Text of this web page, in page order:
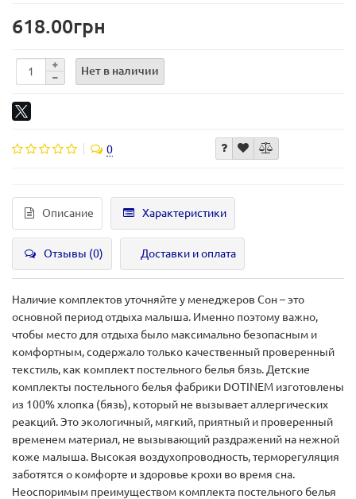
618.00грн
Нет в наличии
0
Описание Характеристики
Отзывы (0) Доставки и оплата
Наличие комплектов уточняйте у менеджеров Сон – это
основной период отдыха малыша. Именно поэтому важно,
чтобы место для отдыха было максимально безопасным и
комфортным, содержало только качественный проверенный
текстиль, как комплект постельного белья бязь. Детские
комплекты постельного белья фабрики DOTINEM изготовлены
из 100% хлопка (бязь), который не вызывает аллергических
реакций. Это экологичный, мягкий, приятный и проверенный
временем материал, не вызывающий раздражений на нежной
коже малыша. Высокая воздухопроводность, терморегуляция
заботятся о комфорте и здоровье крохи во время сна.
Неоспоримым преимуществом комплекта постельного белья